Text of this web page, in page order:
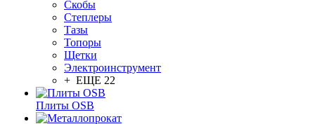
Скобы
Степлеры
Тазы
Топоры
Щетки
Электроинструмент
+ ЕЩЕ 22
Плиты OSB